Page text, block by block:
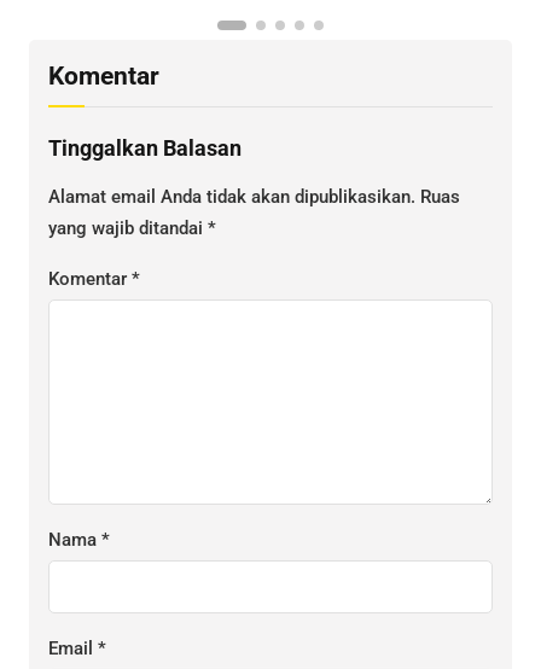
Komentar
Tinggalkan Balasan
Alamat email Anda tidak akan dipublikasikan. Ruas
yang wajib ditandai *
Komentar *
Nama *
Email *